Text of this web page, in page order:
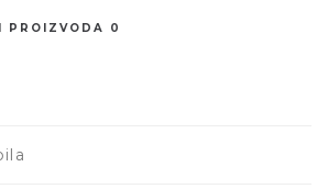
PROIZVODA 0